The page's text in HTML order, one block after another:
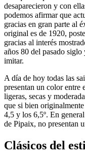
desaparecieron y con
podemos afirmar que
gracias en gran parte al
original es de 1920,
gracias al interés
años 80 del pasado
imitar.
A día de hoy todas las
presentan un color entre
ligeras, secas y
que si bien
4,5 y los 6,5º. En
de Pipaix, no presentan
Clásicos del